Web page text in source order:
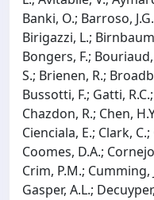
Banki, O.; Barroso,
Birigazzi, L.;
Bongers, F.;
S.; Brienen, R.;
Bussotti, F.; Gatti,
Chazdon, R.; Chen,
Cienciala, E.; Clark,
Coomes, D.A.;
Crim, P.M.; Cumming,
Gasper, A.L.;